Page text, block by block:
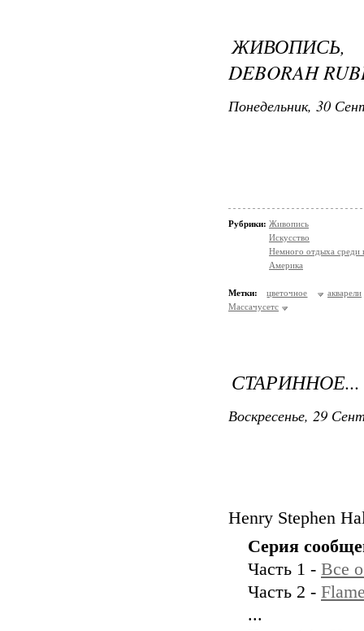
DEBORAH
Понедельник, 30
Рубрики: Живопись
Искусство
Немного отдыха среди
Америка
Метки: цветочное
акварели
Массачусетс
Воскресенье, 29
Henry Stephen
Серия
Часть 1 - Все
Часть 2 -
...